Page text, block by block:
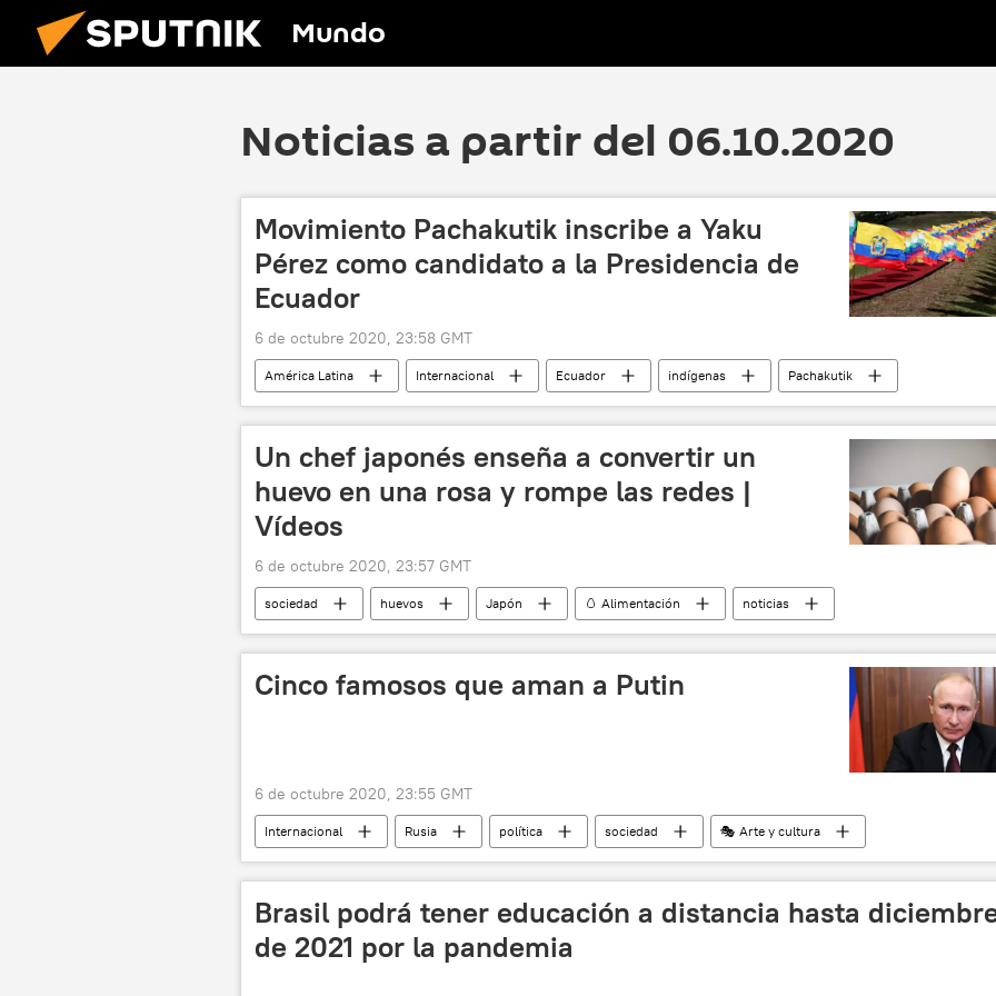
Mundo
Noticias a partir del 06.10.2020
Movimiento Pachakutik inscribe a Yaku
Pérez como candidato a la Presidencia de
Ecuador
6 de octubre 2020, 23:58 GMT
América Latina Internacional Ecuador indígenas
Pachakutik
elecciones
noticias
Un chef japonés enseña a convertir un
huevo en una rosa y rompe las redes |
Vídeos
6 de octubre 2020, 23:57 GMT
sociedad huevos Japón 🥚 Alimentación noticias
Cinco famosos que aman a Putin
6 de octubre 2020, 23:55 GMT
Internacional Rusia política sociedad
🎭 Arte y cultura
👤 Gente
noticias
Brasil podrá tener educación a distancia hasta
de 2021 por la pandemia